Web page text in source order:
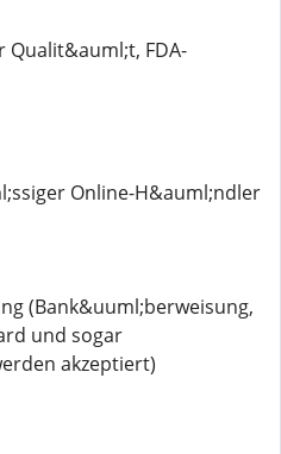
FDA-
Online-H&auml;ndler
(Bank&uuml;berweisung,
und sogar
akzeptiert)